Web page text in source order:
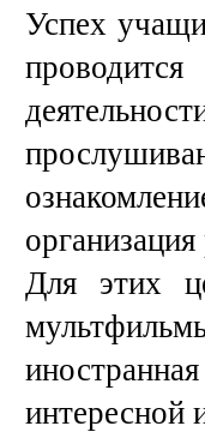
Успех
Для этих
интересной